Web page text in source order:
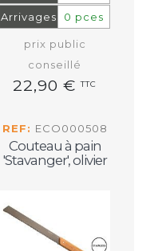
Arrivages
0 pces
prix public
conseillé
22,90 €TTC
REF: ECO000508
Couteau à pain
'Stavanger', olivier